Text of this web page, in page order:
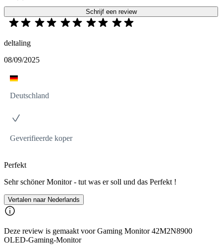
Schrijf een review
deltaling
08/09/2025
Deutschland
Geverifieerde koper
Perfekt
Sehr schöner Monitor - tut was er soll und das Perfekt !
Vertalen naar Nederlands
Deze review is gemaakt voor Gaming Monitor 42M2N8900
OLED-Gaming-Monitor